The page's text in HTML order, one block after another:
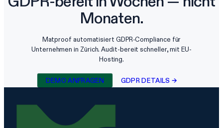
Monaten.
Matproof automatisiert GDPR-Compliance für
Unternehmen in Zürich. Audit-bereit schneller, mit EU-
Hosting.
DEMO ANFRAGEN GDPR DETAILS →